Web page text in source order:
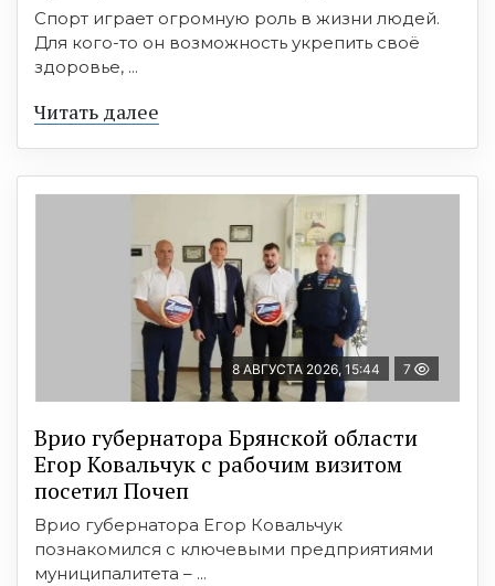
Спорт играет огромную роль в жизни людей.
Для кого-то он возможность укрепить своё
здоровье, ...
Читать далее
8 АВГУСТА 2026, 15:44 7
Врио губернатора Брянской области
Егор Ковальчук с рабочим визитом
посетил Почеп
Врио губернатора Егор Ковальчук
познакомился с ключевыми предприятиями
муниципалитета – ...